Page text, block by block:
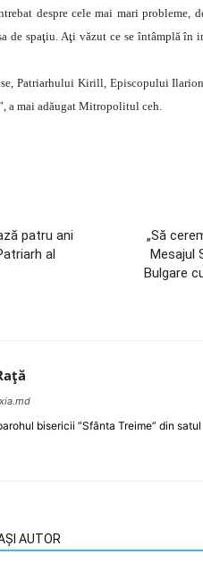
despre cele mai mari probleme,
de spaţiu. Aţi văzut ce se întâmplă
Patriarhului Kirill, Episcopului
a mai adăugat Mitropolitul ceh.
patru ani
al
„Să
Mesajul
Bulgare
bisericii ”Sfânta Treime” din
AUTOR